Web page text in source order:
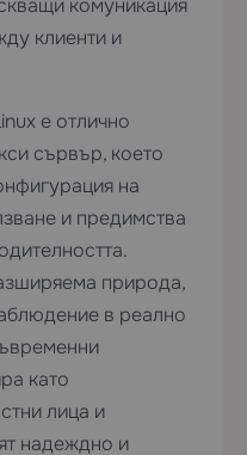
комуникация
клиенти и
е отлично
сървър, което
на
и предимства
природа,
в реално
като
лица и
надеждно и